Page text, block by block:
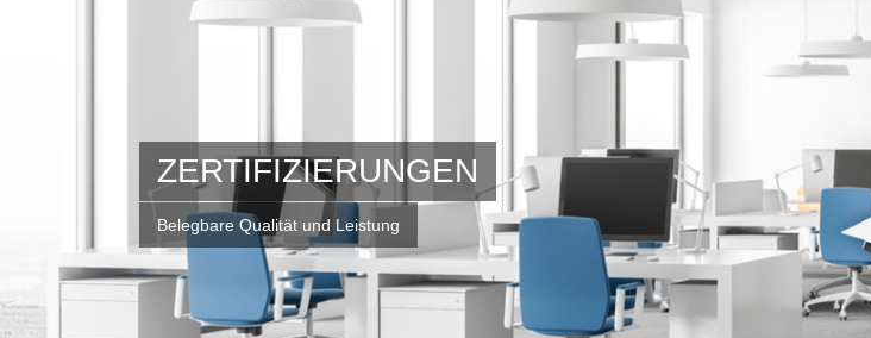
ZERTIFIZIERUNGEN
Belegbare Qualität und Leistung